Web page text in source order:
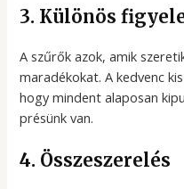
3. Különös
A szűrők azok, amik
maradékokat. A kedvenc
hogy mindent alaposan
présünk van.
4. Összeszerelés